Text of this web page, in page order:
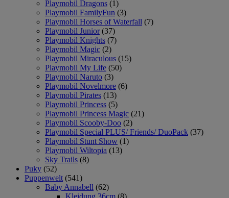
Playmobil Dragons (1)
Playmobil FamilyFun (3)
Playmobil Horses of Waterfall (7)
Playmobil Junior (37)
Playmobil Knights (7)
Playmobil Magic (2)
Playmobil Miraculous (15)
Playmobil My Life (50)
Playmobil Naruto (3)
Playmobil Novelmore (6)
Playmobil Pirates (13)
Playmobil Princess (5)
Playmobil Princess Magic (21)
Playmobil Scooby-Doo (2)
Playmobil Special PLUS/ Friends/ DuoPack (37)
Playmobil Stunt Show (1)
Playmobil Wiltopia (13)
Sky Trails (8)
Puky (52)
Puppenwelt (541)
Baby Annabell (62)
Kleidung 36cm (8)